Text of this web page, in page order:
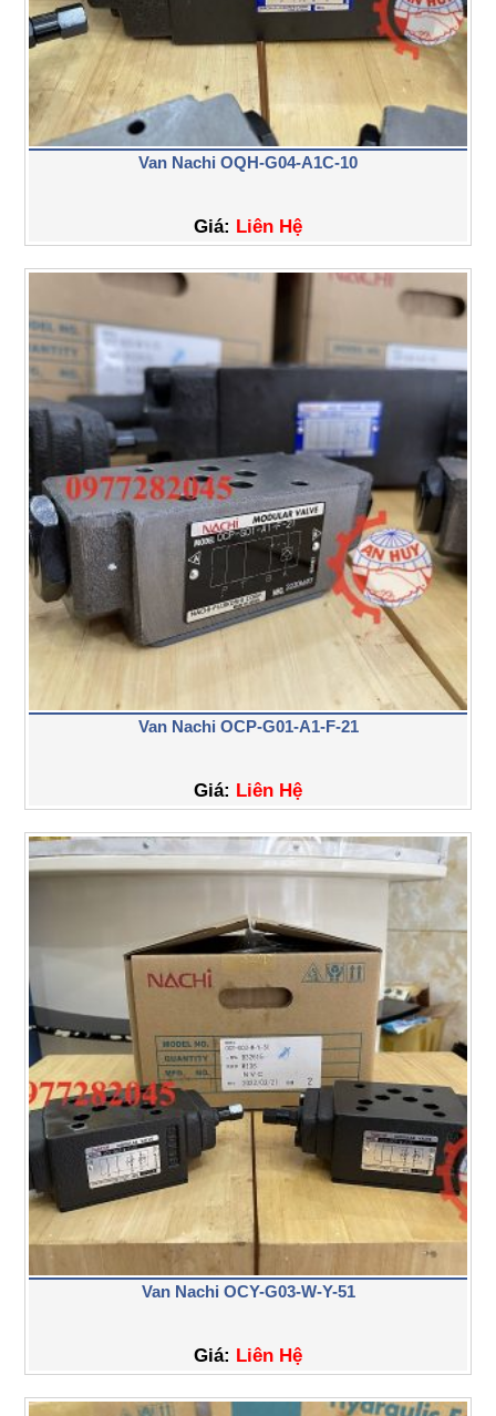
Van Nachi OQH-G04-A1C-10
Giá: Liên Hệ
Van Nachi OCP-G01-A1-F-21
Giá: Liên Hệ
Van Nachi OCY-G03-W-Y-51
Giá: Liên Hệ